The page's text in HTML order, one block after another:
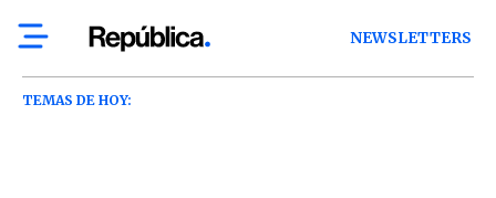
NEWSLETTERS
TEMAS DE HOY: